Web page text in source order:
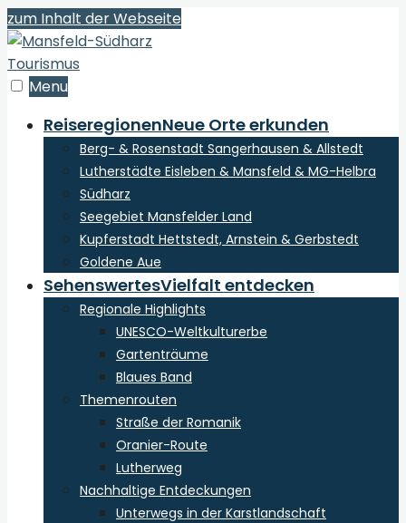
zum Inhalt der Webseite
Menu
ReiseregionenNeue Orte erkunden
Berg- & Rosenstadt Sangerhausen & Allstedt
Lutherstädte Eisleben & Mansfeld & MG-Helbra
Südharz
Seegebiet Mansfelder Land
Kupferstadt Hettstedt, Arnstein & Gerbstedt
Goldene Aue
SehenswertesVielfalt entdecken
Regionale Highlights
UNESCO-Weltkulturerbe
Gartenträume
Blaues Band
Themenrouten
Straße der Romanik
Oranier-Route
Lutherweg
Nachhaltige Entdeckungen
Unterwegs in der Karstlandschaft